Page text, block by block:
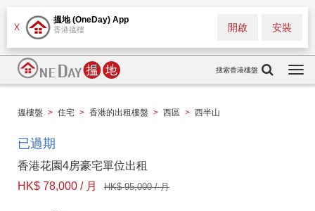
X
搵地 (OneDay) App
香港搵樓 安裝
開啟
搜索香港樓盤
搵樓盤 > 住宅 > 香港的出租樓盤 > 西區 > 西半山
已過期
香港花園4房豪宅單位出租
HK$ 78,000 / 月
HK$ 95,000 / 月